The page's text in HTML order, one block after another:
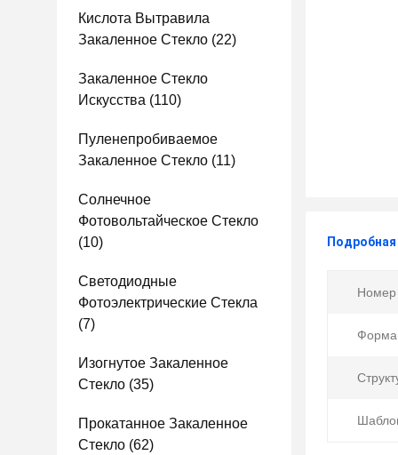
Кислота Вытравила
Закаленное Стекло (22)
Закаленное Стекло
Искусства (110)
Пуленепробиваемое
Закаленное Стекло (11)
Солнечное
Фотовольтайческое Стекло
(10)
Светодиодные
Фотоэлектрические Стекла
(7)
Изогнутое Закаленное
Стекло (35)
Прокатанное Закаленное
Стекло (62)
Номер